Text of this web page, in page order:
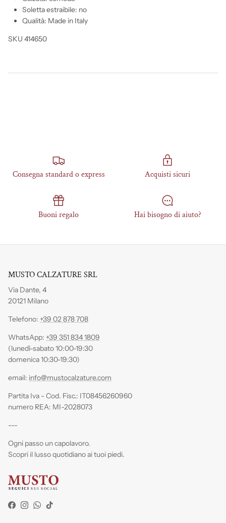
Soletta estraibile: no
Qualità: Made in Italy
SKU 414650
Consegna standard o express Acquisti sicuri
Buoni regalo Hai bisogno di aiuto?
MUSTO CALZATURE SRL
Via Dante, 4
20121 Milano
Telefono: +39 02 878 708
WhatsApp: +39 351 834 1809
(lunedì-sabato 10:00-19:30
domenica 10:30-19:30)
email: info@mustocalzature.com
Partita Iva - Cod. Fisc.: IT08456260960
numero REA: MI-2028073
---
Ogni passo un capolavoro.
Scopri il lusso quotidiano ai tuoi piedi.
Facebook
Instagram
WhatsApp
TikTok